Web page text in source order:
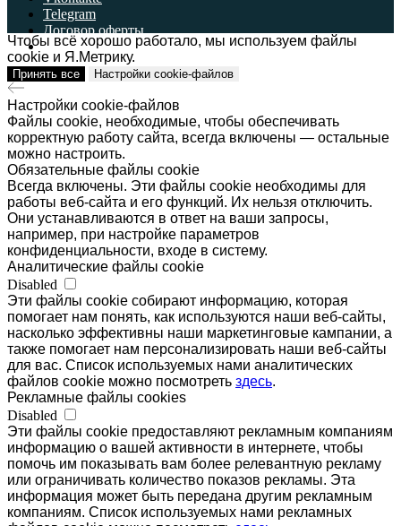
Telegram
Договор оферты
Политика обработки персональных данных
ИП БУРДИН НИКИТА РУСТЕМОВИЧ
ОГРН 322774600047120
ИНН 770406805828
Наверх
Чтобы всё хорошо работало, мы используем файлы
cookie и Я.Метрику.
Принять все Настройки cookie-файлов
Настройки cookie-файлов
Файлы cookie, необходимые, чтобы обеспечивать
корректную работу сайта, всегда включены — остальные
можно настроить.
Обязательные файлы cookie
Всегда включены. Эти файлы cookie необходимы для
работы веб-сайта и его функций. Их нельзя отключить.
Они устанавливаются в ответ на ваши запросы,
например, при настройке параметров
конфиденциальности, входе в систему.
Аналитические файлы cookie
Disabled
Эти файлы cookie собирают информацию, которая
помогает нам понять, как используются наши веб-сайты,
насколько эффективны наши маркетинговые кампании, а
также помогает нам персонализировать наши веб-сайты
для вас. Список используемых нами аналитических
файлов cookie можно посмотреть здесь.
Рекламные файлы cookies
Disabled
Эти файлы cookie предоставляют рекламным компаниям
информацию о вашей активности в интернете, чтобы
помочь им показывать вам более релевантную рекламу
или ограничивать количество показов рекламы. Эта
информация может быть передана другим рекламным
компаниям. Список используемых нами рекламных